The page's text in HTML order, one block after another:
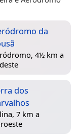
da
4½ km a
dos
7 km a